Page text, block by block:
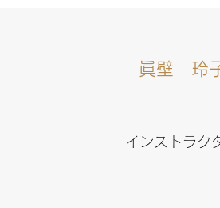
眞壁 玲
インストラク